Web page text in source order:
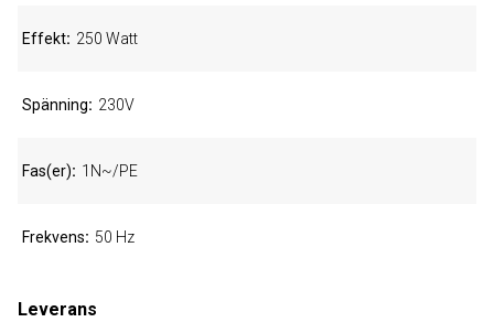
Effekt 250 Watt
Spänning 230V
Fas(er) 1N~/PE
Frekvens 50 Hz
Leverans